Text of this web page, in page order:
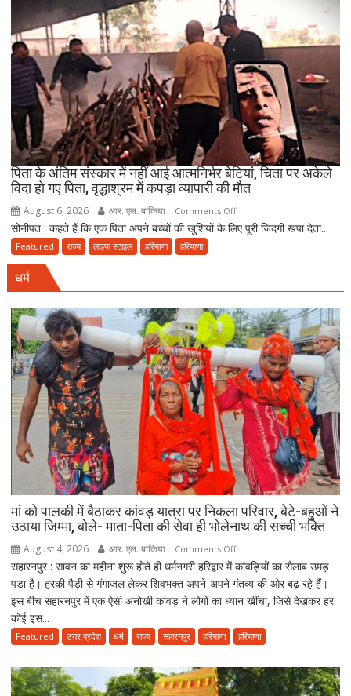
सख्त!
योगी
से
पूछा-
आखिर
चुनाव
देरी
क्यों?
नवंबर
करना
दायित्व
पिता के अंतिम संस्कार में नहीं आई आत्मनिर्भर बेटियां, चिता पर अकेले
विदा हो गए पिता, वृद्धाश्रम में कपड़ा व्यापारी की मौत
August 6, 2026 आर. एल. बांकिया Comments Offon
पिता
नहीं
आई
आत्मनिर्भर
बेटियां,
चिता
पर
अकेले
विदा
हो
गए
पिता,
वृद्धाश्रम
में
की
मौत
सोनीपत : कहते हैं कि एक पिता अपने बच्चों की खुशियों के लिए पूरी जिंदगी खपा देता...
Featured राज्य लाइफ स्टाइल हरियाणा हरियाणा
धर्म
मां को पालकी में बैठाकर कांवड़ यात्रा पर निकला परिवार, बेटे-बहुओं ने
उठाया जिम्मा, बोले- माता-पिता की सेवा ही भोलेनाथ की सच्ची भक्ति
August 4, 2026 आर. एल. बांकिया Comments Offon
मां
को
पालकी
बैठाकर
यात्रा
पर
सहारनपुर : सावन का महीना शुरू होते ही धर्मनगरी हरिद्वार में कांवड़ियों का सैलाब उमड़
पड़ा है। हरकी पैड़ी से गंगाजल लेकर शिवभक्त अपने-अपने गंतव्य की ओर बढ़ रहे हैं।
इस बीच सहारनपुर में एक ऐसी अनोखी कांवड़ ने लोगों का ध्यान खींचा, जिसे देखकर हर
कोई इस...
Featured उत्तर प्रदेश धर्म राज्य सहारनपुर हरियाणा हरियाणा